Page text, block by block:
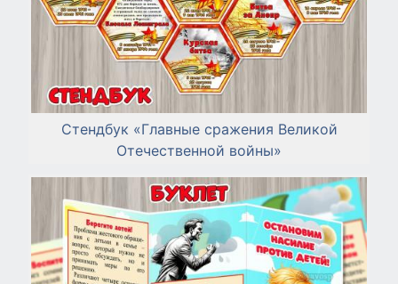
Стендбук «Главные сражения Великой
Отечественной войны»